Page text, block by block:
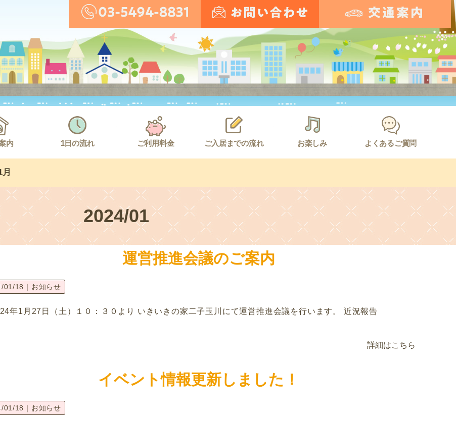
内 1日の流れ ご利用料金 ご入居までの流れ お楽しみ よくあるご質問
月
2024/01
運営推進会議のご案内
01/18｜ お知らせ
年1月27日（土）１０：３０より いきいきの家二子玉川にて運営推進会議を行います。 近況報告
詳細はこちら
イベント情報更新しました！
01/18｜ お知らせ